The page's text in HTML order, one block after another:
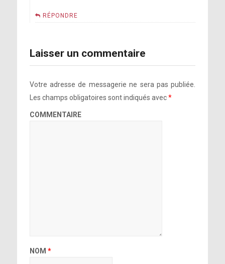
RÉPONDRE
Laisser un commentaire
Votre adresse de messagerie ne sera pas publiée.
Les champs obligatoires sont indiqués avec*
COMMENTAIRE
NOM *